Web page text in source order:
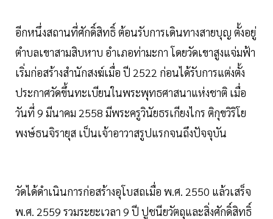
อีกหนึ่งสถานที่ศักดิ์สิทธิ์ ต้อนรับการเดินทางสายบุญ ตั้งอยู่
ตำบลเขาสามสิบหาบ อำเภอท่ามะกา โดยวัดเขาสูงแจ่มฟ้า
เริ่มก่อสร้างสำนักสงฆ์เมื่อ ปี 2522 ก่อนได้รับการแต่งตั้ง
ประกาศวัดขึ้นทะเบียนในพระพุทธศาสนาแห่งชาติ เมื่อ
วันที่ 9 มีนาคม 2558 มีพระครูวินัยธรเกียงไกร ติกุขวิริโย
พงษ์ธนจิรายุส เป็นเจ้าอาวาสรูปแรกจนถึงปัจจุบัน
วัดได้ดำเนินการก่อสร้างอุโบสถเมื่อ พ.ศ. 2550 แล้วเสร็จ
พ.ศ. 2559 รวมระยะเวลา 9 ปี ปูชนียวัตถุและสิ่งศักดิ์สิทธิ์